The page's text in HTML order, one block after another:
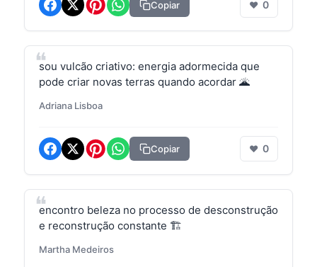
Copiar ❤ 0
sou vulcão criativo: energia adormecida que
pode criar novas terras quando acordar 🌋
Adriana Lisboa
Copiar ❤ 0
encontro beleza no processo de desconstrução
e reconstrução constante 🏗️
Martha Medeiros